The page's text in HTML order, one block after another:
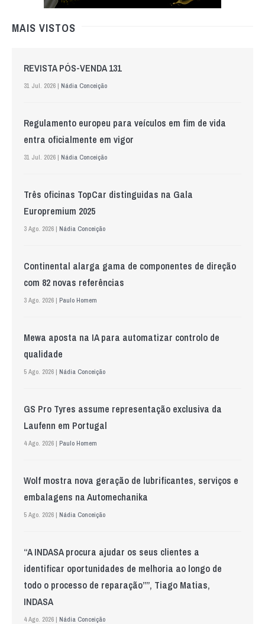
MAIS VISTOS
REVISTA PÓS-VENDA 131
31 Jul. 2026 | Nádia Conceição
Regulamento europeu para veículos em fim de vida
entra oficialmente em vigor
31 Jul. 2026 | Nádia Conceição
Três oficinas TopCar distinguidas na Gala
Europremium 2025
3 Ago. 2026 | Nádia Conceição
Continental alarga gama de componentes de direção
com 82 novas referências
3 Ago. 2026 | Paulo Homem
Mewa aposta na IA para automatizar controlo de
qualidade
5 Ago. 2026 | Nádia Conceição
GS Pro Tyres assume representação exclusiva da
Laufenn em Portugal
4 Ago. 2026 | Paulo Homem
Wolf mostra nova geração de lubrificantes, serviços e
embalagens na Automechanika
5 Ago. 2026 | Nádia Conceição
“A INDASA procura ajudar os seus clientes a
identificar oportunidades de melhoria ao longo de
todo o processo de reparação””, Tiago Matias,
INDASA
4 Ago. 2026 | Nádia Conceição